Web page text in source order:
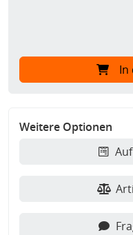
In
Weitere Optionen